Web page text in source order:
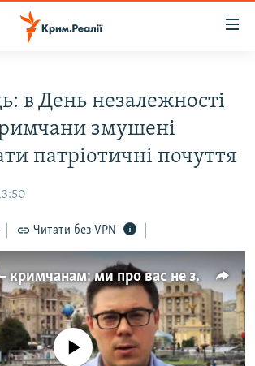
в День незалежності
змушені
патріотичні почуття
Читати без VPN
Березовець – кримчанам: ми про вас не забули (відео)
source currently available